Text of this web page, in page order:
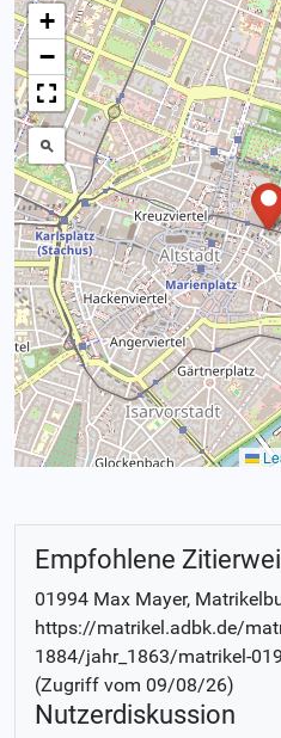
+
−
Empfohlene
01994 Max Mayer,
https://matrikel.adbk.de/
1884/jahr_1863/matrikel-
(Zugriff vom 09/08/26)
Nutzerdiskussion